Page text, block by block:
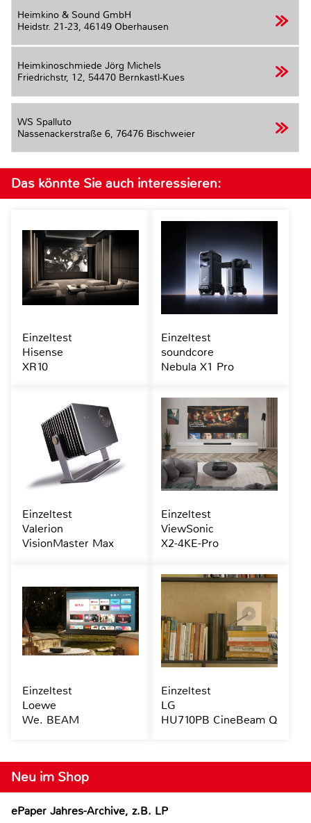
Heimkino & Sound GmbH
Heidstr. 21-23, 46149 Oberhausen
Heimkinoschmiede Jörg Michels
Friedrichstr, 12, 54470 Bernkastl-Kues
WS Spalluto
Nassenackerstraße 6, 76476 Bischweier
Neu im Shop
ePaper Jahres-Archive, z.B. LP
Das könnte Sie auch interessieren:
Einzeltest
Hisense
XR10
Einzeltest
soundcore
Nebula X1 Pro
Einzeltest
Valerion
VisionMaster Max
Einzeltest
ViewSonic
X2-4KE-Pro
Einzeltest
Loewe
We. BEAM
Einzeltest
LG
HU710PB CineBeam Q